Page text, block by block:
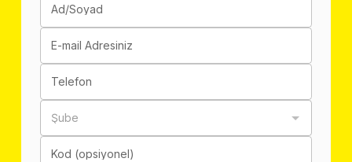
Ad/Soyad
E-mail Adresiniz
Telefon
Şube
Kod (opsiyonel)